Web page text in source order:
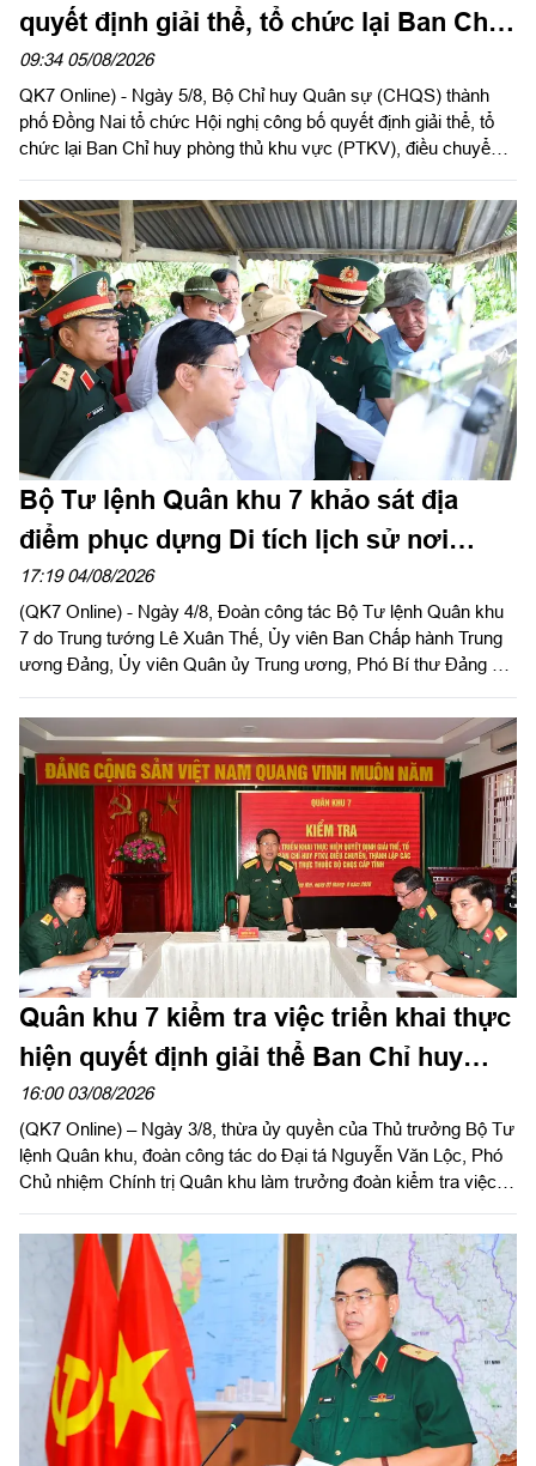
quyết định giải thể, tổ chức lại Ban Chỉ
huy phòng thủ khu vực
09:34 05/08/2026
QK7 Online) - Ngày 5/8, Bộ Chỉ huy Quân sự (CHQS) thành
phố Đồng Nai tổ chức Hội nghị công bố quyết định giải thể, tổ
chức lại Ban Chỉ huy phòng thủ khu vực (PTKV), điều chuyển,
tướng Đặng Văn Lẫm, Ủy viên Thường vụ Đảng ủy, Phó Tư
lệnh Quân khu dự và chỉ đạo Hội nghị. Dự Hội nghị có đồng chí
Võ Tấn Đức, Phó Bí thư Thành ủy thành phố Đồng Nai; thủ
trưởng các cơ quan Quân khu; lãnh đạo Bộ CHQS thành phố
Đồng Nai.
Bộ Tư lệnh Quân khu 7 khảo sát địa
điểm phục dựng Di tích lịch sử nơi
thành lập Quân khu
17:19 04/08/2026
(QK7 Online) - Ngày 4/8, Đoàn công tác Bộ Tư lệnh Quân khu
7 do Trung tướng Lê Xuân Thế, Ủy viên Ban Chấp hành Trung
ương Đảng, Ủy viên Quân ủy Trung ương, Phó Bí thư Đảng ủy,
ủy, Chính ủy Quân khu làm trưởng đoàn phối hợp với UBND
tỉnh Tây Ninh khảo sát thực địa khu đất phục dựng Di tích lịch
sử nơi thành lập LLVT Quân khu 7 tại xã Đức Huệ, tỉnh Tây
Ninh. Đồng chí Lê Văn Hẳn, Phó Bí thư Tỉnh uỷ, Chủ tịch
UBND tỉnh Tây Ninh tiếp và làm việc với đoàn.
Quân khu 7 kiểm tra việc triển khai thực
hiện quyết định giải thể Ban Chỉ huy
PTKV tại TP Đồng Nai và tỉnh Lâm Đồng
16:00 03/08/2026
(QK7 Online) – Ngày 3/8, thừa ủy quyền của Thủ trưởng Bộ Tư
lệnh Quân khu, đoàn công tác do Đại tá Nguyễn Văn Lộc, Phó
Chủ nhiệm Chính trị Quân khu làm trưởng đoàn kiểm tra việc
PTKV, điều chuyển, thành lập các đơn vị trực thuộc Bộ CHQS
TP Đồng Nai và Bộ CHQS tỉnh Lâm Đồng.